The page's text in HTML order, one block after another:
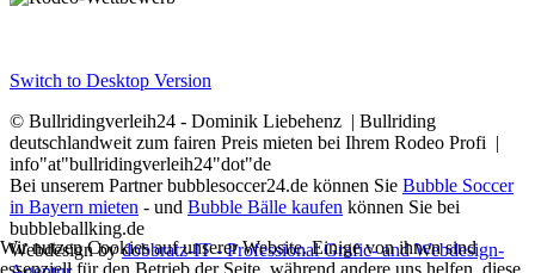
Switch to Desktop Version
© Bullridingverleih24 - Dominik Liebehenz | Bullriding
deutschlandweit zum fairen Preis mieten bei Ihrem Rodeo Profi |
info"at"bullridingverleih24"dot"de
Bei unserem Partner bubblesoccer24.de können Sie Bubble Soccer
in Bayern mieten - und Bubble Bälle kaufen können Sie bei
bubbleballking.de
Webdesign bydobbratz-IT - Professional Grafic- and Webdesign-
Wir nutzen Cookies auf unserer Website. Einige von ihnen sind
essenziell für den Betrieb der Seite, während andere uns helfen, diese